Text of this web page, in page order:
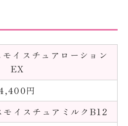
イスチュアローション
EX
円
イスチュアミルクB12